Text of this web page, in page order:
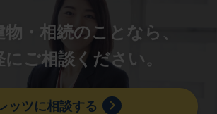
・相続のことなら、
にご相談ください。
ッツに相談する